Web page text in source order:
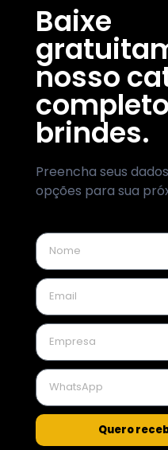
Baixe
nosso
brindes.
Preencha seus
opções para sua
Quero